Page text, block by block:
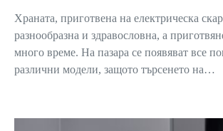
Храната, приготвена на електрическа
разнообразна и здравословна, а
много време. На пазара се появяват все
различни модели, защото търсенето на…